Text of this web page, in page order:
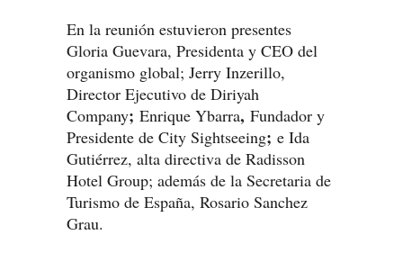
En la reunión estuvieron presentes
Gloria Guevara, Presidenta y CEO del
organismo global; Jerry Inzerillo,
Director Ejecutivo de Diriyah
Company; Enrique Ybarra, Fundador y
Presidente de City Sightseeing; e Ida
Gutiérrez, alta directiva de Radisson
Hotel Group; además de la Secretaria de
Turismo de España, Rosario Sanchez
Grau.